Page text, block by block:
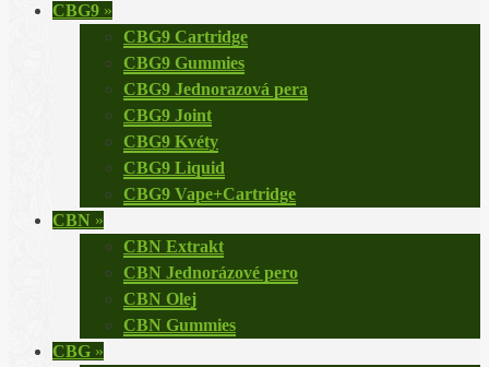
CBG9 »
CBG9 Cartridge
CBG9 Gummies
CBG9 Jednorazová pera
CBG9 Joint
CBG9 Kvéty
CBG9 Liquid
CBG9 Vape+Cartridge
CBN »
CBN Extrakt
CBN Jednorázové pero
CBN Olej
CBN Gummies
CBG »